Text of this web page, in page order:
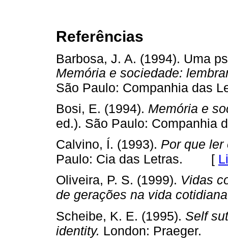
Referências
Barbosa, J. A. (1994). Uma
Memória e sociedade:
São Paulo: Companhia das
Bosi, E. (1994). Memória e
ed.). São Paulo: Companhia
Calvino, Í. (1993). Por que
Paulo: Cia das Letras. [
Oliveira, P. S. (1999). Vidas
de gerações na vida
Scheibe, K. E. (1995). Self
identity. London: Praeger.